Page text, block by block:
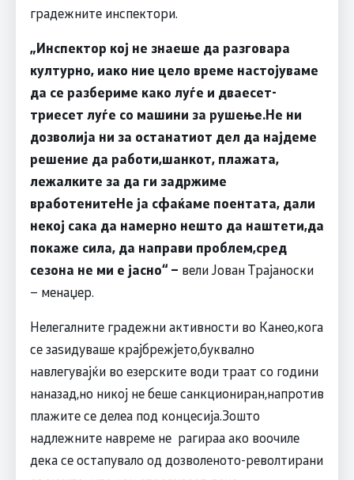
градежните инспектори.
„Инспектор кој не знаеше да разговара
културно, иако ние цело време настојуваме
да се разбериме како луѓе и дваесет-
триесет луѓе со машини за рушење.Не ни
дозволија ни за останатиот дел да најдеме
решение да работи,шанкот, плажата,
лежалките за да ги задржиме
вработенитеНе ја сфаќаме поентата, дали
некој сака да намерно нешто да наштети,да
покаже сила, да направи проблем,сред
сезона не ми е јасно“ – вели Јован Трајаноски
– менаџер.
Нелегалните градежни активности во Канео,кога
се заѕидуваше крајбрежјето,буквално
навлегувајќи во езерските води траат со години
наназад,но никој не беше санкциониран,напротив
плажите се делеа под концесија.Зошто
надлежните навреме не рагираа ако воочиле
дека се остапувало од дозволеното-револтирани